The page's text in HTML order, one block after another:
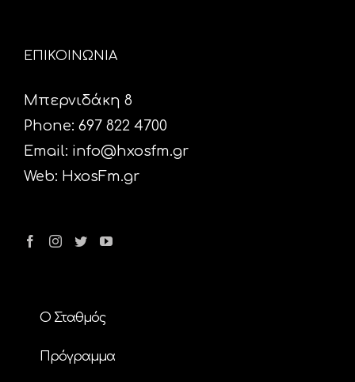
ΕΠΙΚΟΙΝΩΝΙΑ
Μπερνιδάκη 8
Phone: 697 822 4700
Email: info@hxosfm.gr
Web: HxosFm.gr
Ο Σταθμός
Πρόγραμμα